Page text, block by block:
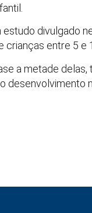
divulgado
crianças entre 5
a metade